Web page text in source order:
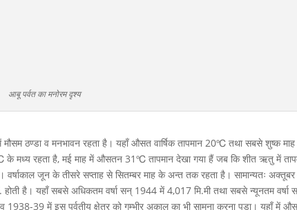
आबू पर्वत का मनोरम दृश्य
ठण्डा व मनभावन रहता है। यहाँ औसत वार्षिक तापमान 20℃ तथा सबसे शुष्क
मध्य रहता है, मई माह में औसतन 31℃ तापमान देखा गया हैं जब कि शीत ऋतु में
जून के तीसरे सप्ताह से सितम्बर माह के अन्त तक रहता है। सामान्यतः
है। यहाँ सबसे अधिकतम वर्षा सन् 1944 में 4,017 मि.मी तथा सबसे न्यूनतम वर्षा
1938-39 में इस पर्वतीय क्षेत्र को गम्भीर अकाल का भी सामना करना पड़ा। यहाँ में